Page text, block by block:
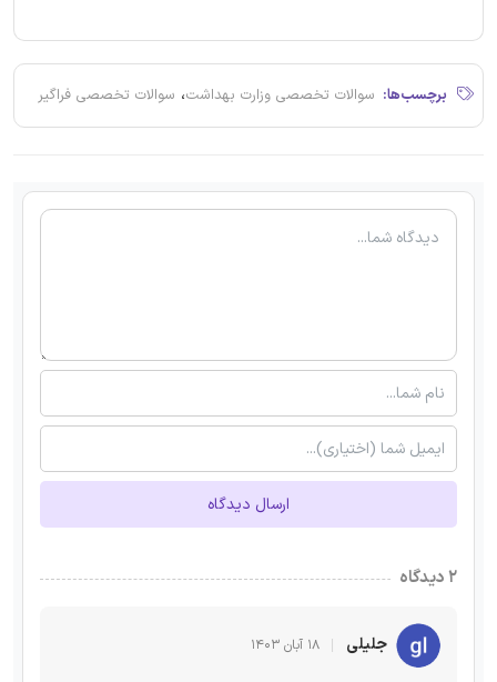
برچسب‌ها: سوالات تخصصی وزارت بهداشت، سوالات تخصصی فراگیر
ارسال دیدگاه
۲ دیدگاه
جلیلی ۱۸ آبان ۱۴۰۳